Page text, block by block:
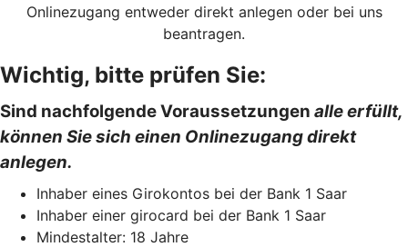
Onlinezugang entweder direkt anlegen oder bei uns
beantragen.
Wichtig, bitte prüfen Sie:
Sind nachfolgende Voraussetzungen alle erfüllt,
können Sie sich einen Onlinezugang direkt
anlegen.
Inhaber eines Girokontos bei der Bank 1 Saar
Inhaber einer girocard bei der Bank 1 Saar
Mindestalter: 18 Jahre